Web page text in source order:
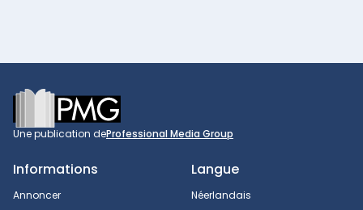
Footer
Une publication deProfessional Media Group
Informations
Annoncer
Langue
Néerlandais